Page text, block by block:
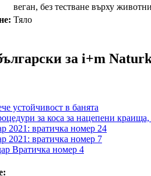
веган, без тестване върху животни
Тяло
за i+m
устойчивост в банята
за коса за нацепени
2021: вратичка номер 24
2021: вратичка номер 7
Вратичка номер 4